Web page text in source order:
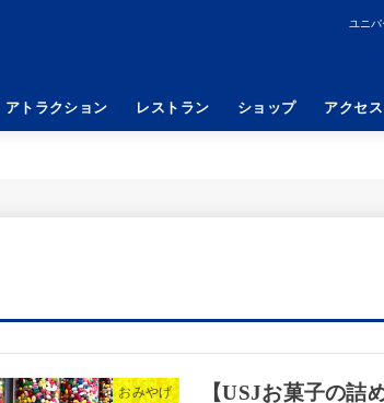
ユニ
アトラクション レストラン ショップ アクセス
おみやげ
【USJお菓子の詰